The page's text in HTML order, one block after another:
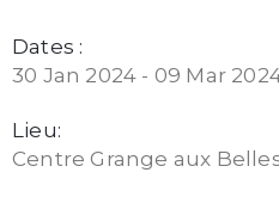
Dates :
30 Jan 2024 - 09 Mar
Lieu:
Centre Grange aux